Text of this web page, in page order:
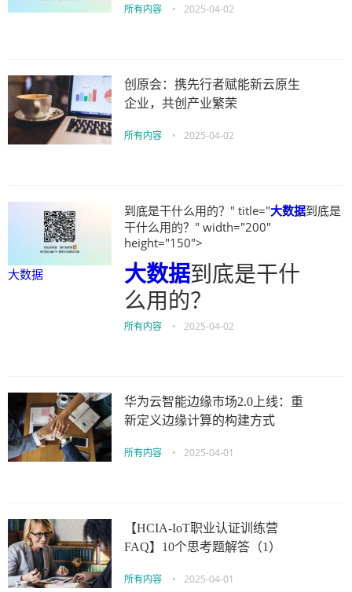
所有内容 • 2025-04-02
创原会：携先行者赋能新云原生
企业，共创产业繁荣
所有内容 • 2025-04-02
大数据
到底是干什么用的？" title="大数据到底是
干什么用的？" width="200"
height="150">
大数据到底是干什
么用的？
所有内容 • 2025-04-02
华为云智能边缘市场2.0上线：重
新定义边缘计算的构建方式
所有内容 • 2025-04-01
【HCIA-IoT职业认证训练营
FAQ】10个思考题解答（1）
所有内容 • 2025-04-01